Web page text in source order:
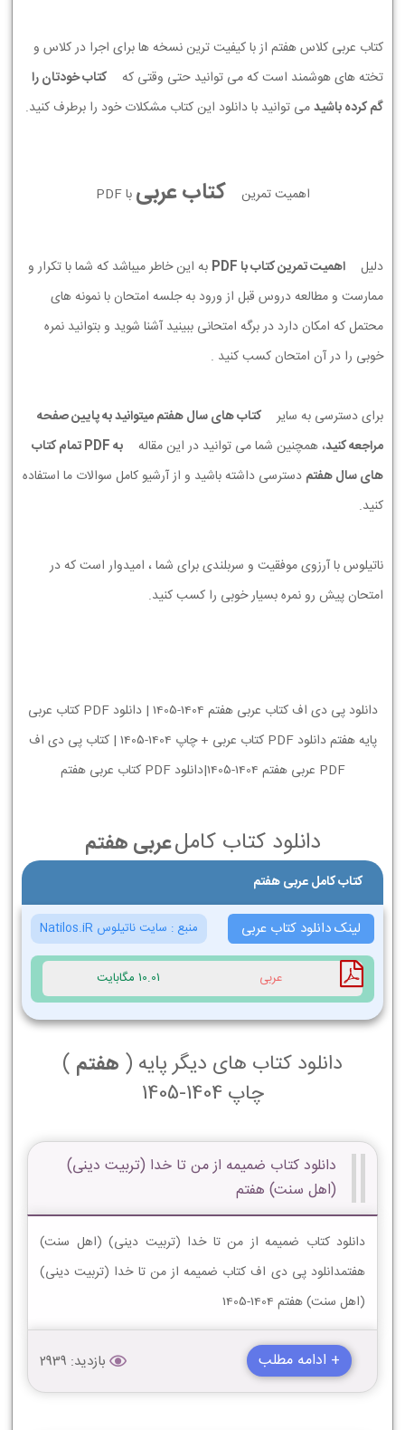
کتاب عربی کلاس هفتم از با کیفیت ترین نسخه ها برای اجرا در کلاس و
تخته های هوشمند است که می توانید حتی وقتی که
کتاب خودتان را
گم کرده باشیدمی توانید با دانلود این کتاب مشکلات خود را برطرف کنید.
اهمیت تمرین کتاب عربی با PDF
دلیل اهمیت تمرین کتاب با PDF
به این خاطر میباشد که شما با تکرار و
ممارست و مطالعه دروس قبل از ورود به جلسه امتحان با نمونه های
محتمل که امکان دارد در برگه امتحانی ببینید آشنا شوید و بتوانید نمره
خوبی را در آن امتحان کسب کنید .
برای دسترسی به سایر
کتاب های سال هفتم میتوانید به پایین صفحه
مراجعه کنید، همچنین شما می توانید در این مقاله
به PDF تمام کتاب
های سال هفتم دسترسی داشته باشید و از آرشیو کامل سوالات ما استفاده
کنید.
ناتیلوس با آرزوی موفقیت و سربلندی برای شما ، امیدوار است که در
امتحان پیش رو نمره بسیار خوبی را کسب کنید.
دانلود پی دی اف کتاب عربی هفتم 1404-1405 | دانلود PDF کتاب عربی
پایه هفتم دانلود PDF کتاب عربی + چاپ 1404-1405 | کتاب پی دی اف
PDF عربی هفتم 1404-1405|دانلود PDF کتاب عربی هفتم
دانلود کتاب کاملعربی هفتم
کتاب کامل عربی هفتم
لینک دانلود کتاب عربی منبع : سایت ناتیلوس Natilos.iR
عربی 10.01 مگابایت
دانلود کتاب های دیگر پایه ( هفتم )
چاپ 1404-1405
دانلود کتاب ضمیمه از من تا خدا (تربیت دینی)
(اهل سنت) هفتم
دانلود کتاب ضمیمه از من تا خدا (تربیت دینی) (اهل سنت)
هفتمدانلود پی دی اف کتاب ضمیمه از من تا خدا (تربیت دینی)
(اهل سنت) هفتم 1404-1405
+ ادامه مطلب بازدید: 2939